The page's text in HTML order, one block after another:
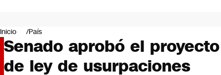
Negocios
Deportes
Programas completos
Cultura
Inicio País
Senado aprobó el proyecto
de ley de usurpaciones